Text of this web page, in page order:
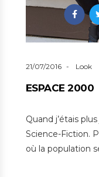
21/07/2016 Look
ESPACE 2000
Quand j’étais
Science-Fiction.
où la population